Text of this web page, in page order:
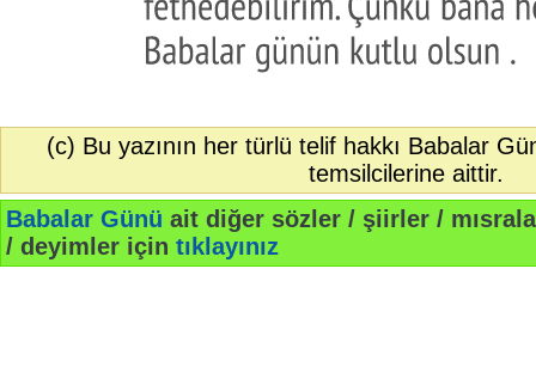
(c) Bu yazının her türlü telif hakkı Babalar
temsilcilerine aittir.
Babalar Günü ait diğer sözler / şiirler /
/ deyimler için tıklayınız